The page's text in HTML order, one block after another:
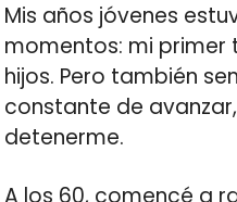
Mis años jóvenes
momentos: mi primer
hijos. Pero también
constante de
detenerme.